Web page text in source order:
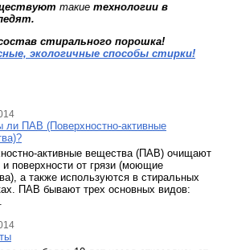
такие технологии в
стирального порошка!
экологичные способы стирки!
ли ПАВ (Поверхностно-активные
активные вещества (ПАВ) очищают
и поверхности от грязи (моющие
а также используются в стиральных
ПАВ бывают трех основных видов: